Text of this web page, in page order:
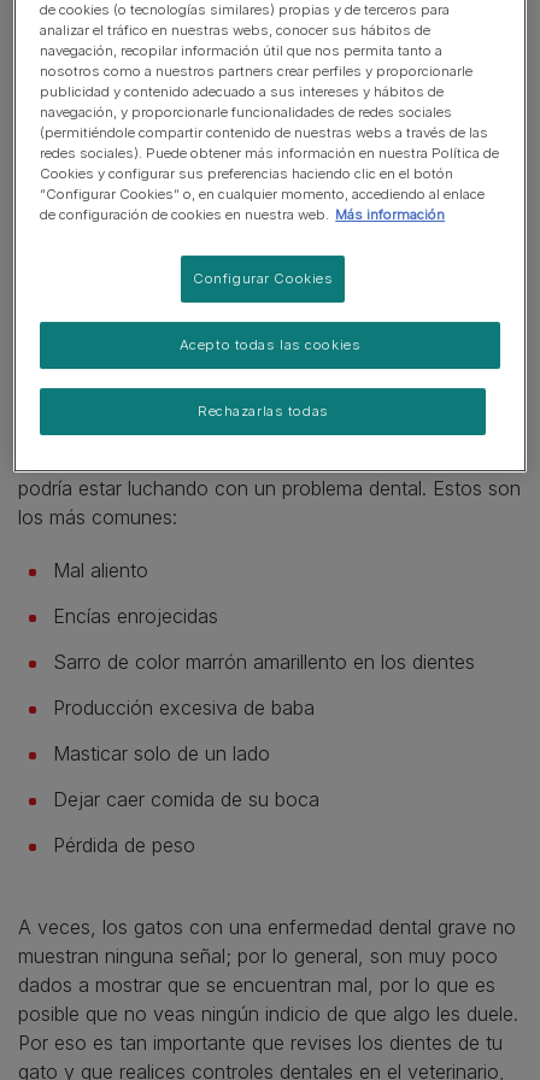
acumulación de bacterias en la boca puede provocar
más complicaciones, como problemas cardíacos y
renales.
Señales de advertencia de
problemas dentales en gatos
cuenta y cómo puedes ayudar a mantener los dientes de
tu gato en óptimas condiciones?
Lo primero que probablemente notarás es el mal aliento
de tu gato. Esta es una señal de enfermedad dental
avanzada. ¿Has notado que tu gato pierde peso porque
come mucho? Si es así, podría tener un problema de
podría estar luchando con un problema dental. Estos son
los más comunes:
Mal aliento
Encías enrojecidas
Sarro de color marrón amarillento en los dientes
Producción excesiva de baba
Masticar solo de un lado
Dejar caer comida de su boca
Pérdida de peso
A veces, los gatos con una enfermedad dental grave no
muestran ninguna señal; por lo general, son muy poco
dados a mostrar que se encuentran mal, por lo que es
posible que no veas ningún indicio de que algo les duele.
Por eso es tan importante que revises los dientes de tu
gato y que realices controles dentales en el veterinario,
de cookies (o tecnologías similares) propias y de terceros para
analizar el tráfico en nuestras webs, conocer sus hábitos de
navegación, recopilar información útil que nos permita tanto a
nosotros como a nuestros partners crear perfiles y proporcionarle
publicidad y contenido adecuado a sus intereses y hábitos de
navegación, y proporcionarle funcionalidades de redes sociales
(permitiéndole compartir contenido de nuestras webs a través de las
redes sociales). Puede obtener más información en nuestra Política de
Cookies y configurar sus preferencias haciendo clic en el botón
“Configurar Cookies” o, en cualquier momento, accediendo al enlace
de configuración de cookies en nuestra web. Más información
Configurar Cookies
Rechazarlas todas
Acepto todas las cookies